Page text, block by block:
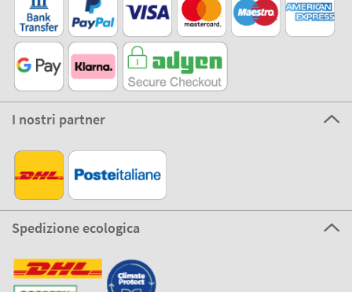
I nostri partner
Spedizione ecologica